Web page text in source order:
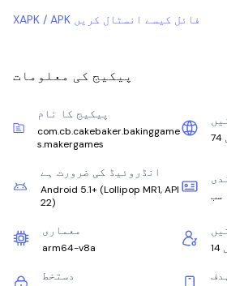
XAPK / APK فائل کیسے انسٹال کریں
پیکیج کی معلومات
پیکیج کا نام
com.cb.cakebaker.bakinggame
s.makergames
انڈروئیڈ کی ضرورت ہے
Android 5.1+ (Lollipop MR1, API
22) سب
معماری
arm64-v8a
دستخط